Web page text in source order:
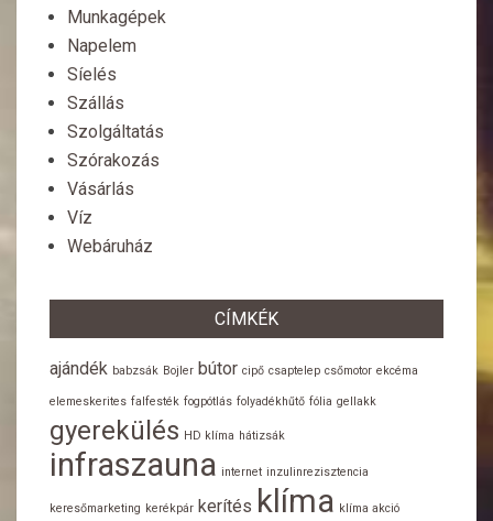
Munkagépek
Napelem
Síelés
Szállás
Szolgáltatás
Szórakozás
Vásárlás
Víz
Webáruház
CÍMKÉK
ajándék babzsák Bojler bútor cipő csaptelep csőmotor ekcéma
elemeskerites falfesték fogpótlás folyadékhűtő fólia gellakk
gyerekülés HD klíma hátizsák
infraszauna internet inzulinrezisztencia
keresőmarketing kerékpár kerítés klíma klíma akció